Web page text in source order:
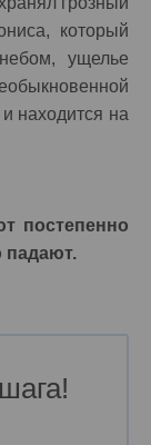
который
ущелье
находится на
постепенно
падают.